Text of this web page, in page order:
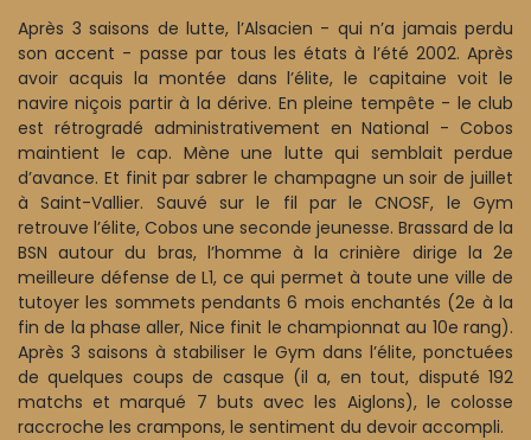
Après 3 saisons de lutte, l’Alsacien - qui n’a jamais perdu
son accent - passe par tous les états à l’été 2002. Après
avoir acquis la montée dans l’élite, le capitaine voit le
navire niçois partir à la dérive. En pleine tempête - le club
est rétrogradé administrativement en National - Cobos
maintient le cap. Mène une lutte qui semblait perdue
d’avance. Et finit par sabrer le champagne un soir de juillet
à Saint-Vallier. Sauvé sur le fil par le CNOSF, le Gym
retrouve l’élite, Cobos une seconde jeunesse. Brassard de la
BSN autour du bras, l’homme à la crinière dirige la 2e
meilleure défense de L1, ce qui permet à toute une ville de
tutoyer les sommets pendants 6 mois enchantés (2e à la
fin de la phase aller, Nice finit le championnat au 10e rang).
Après 3 saisons à stabiliser le Gym dans l’élite, ponctuées
de quelques coups de casque (il a, en tout, disputé 192
matchs et marqué 7 buts avec les Aiglons), le colosse
raccroche les crampons, le sentiment du devoir accompli.